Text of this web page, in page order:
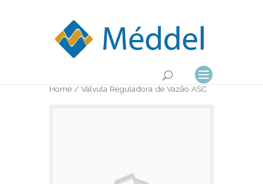
Home / Válvula Reguladora de Vazão ASC